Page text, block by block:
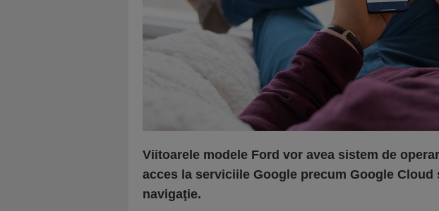
Viitoarele modele Ford vor avea sistem de
acces la serviciile Google precum Google Cloud
navigaţie.